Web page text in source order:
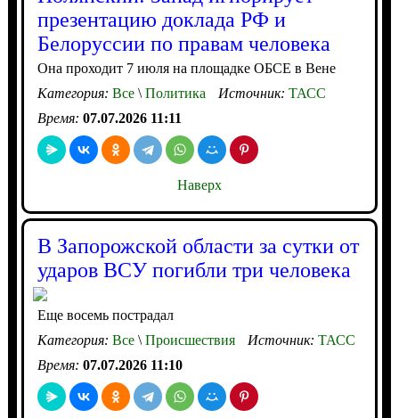
презентацию доклада РФ и
Белоруссии по правам человека
Она проходит 7 июля на площадке ОБСЕ в Вене
Категория: Все\Политика Источник: ТАСС
Время: 07.07.2026 11:11
Наверх
В Запорожской области за сутки от
ударов ВСУ погибли три человека
Еще восемь пострадал
Категория: Все\Происшествия Источник: ТАСС
Время: 07.07.2026 11:10